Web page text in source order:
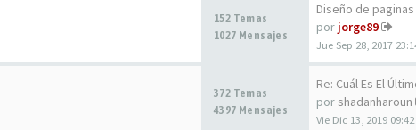
152 Temas
1027 Mensajes
por jorge89
Jue Sep 28, 2017
372 Temas
4397 Mensajes
Re: Cuál Es El
por shadanharoun
Vie Dic 13, 2019 09:42